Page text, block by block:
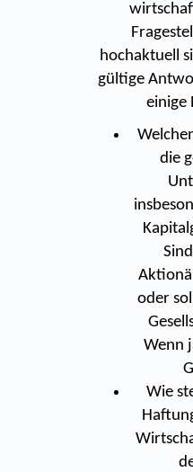
hochaktuell
gültige
einige
die
oder
Wenn
Wie